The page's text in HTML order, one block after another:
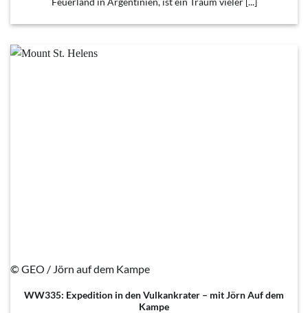
© GEO / Jörn auf dem Kampe
WW335: Expedition in den Vulkankrater – mit Jörn Auf dem
Kampe